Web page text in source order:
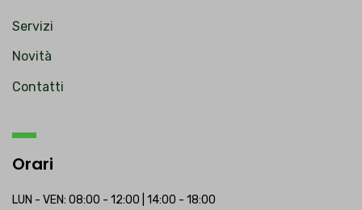
Servizi
Novità
Contatti
Orari
LUN - VEN: 08:00 - 12:00 | 14:00 - 18:00